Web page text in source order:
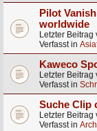
Pilot
worldwide
Letzter Beitrag
Verfasst in
Kaweco
Letzter Beitrag
Verfasst in
Suche Clip
Letzter Beitrag
Verfasst in